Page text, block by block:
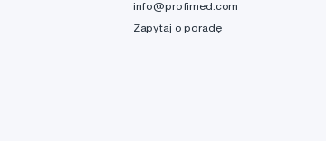
info@profimed.com
Zapytaj o poradę